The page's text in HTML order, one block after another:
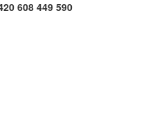
608 449 590